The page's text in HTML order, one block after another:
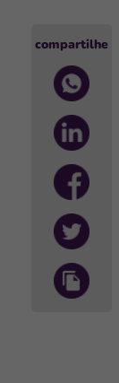
compartilhe